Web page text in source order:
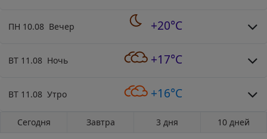
ПН 10.08 Вечер +20°C
ВТ 11.08 Ночь +17°C
ВТ 11.08 Утро +16°C
Сегодня Завтра 3 дня 10 дней